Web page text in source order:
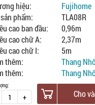
hiệu:
Fujihome
phẩm:
TLA08R
cao ban đầu:
0,96m
cao chữ A:
2,37m
cao chữ I:
5m
thêm:
Thang
thêm:
Thang
+ Cho